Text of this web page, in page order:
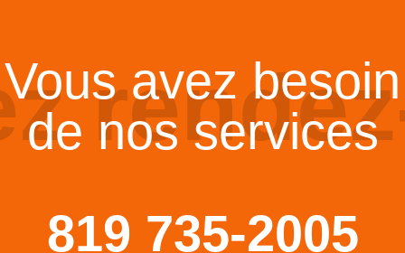
Vous avez besoin
de nos services
819 735-2005